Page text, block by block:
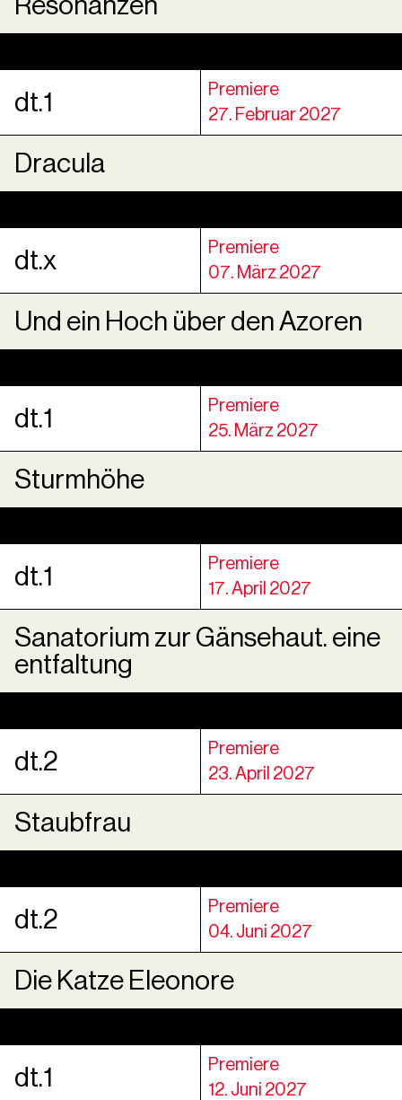
Resonanzen
dt.1
Premiere
27. Februar 2027
Dracula
dt.x
Premiere
07. März 2027
Und ein Hoch über den Azoren
dt.1
Premiere
25. März 2027
Sturmhöhe
dt.1
Premiere
17. April 2027
Sanatorium zur Gänsehaut. eine
entfaltung
dt.2
Premiere
23. April 2027
Staubfrau
dt.2
Premiere
04. Juni 2027
Die Katze Eleonore
dt.1
Premiere
12. Juni 2027